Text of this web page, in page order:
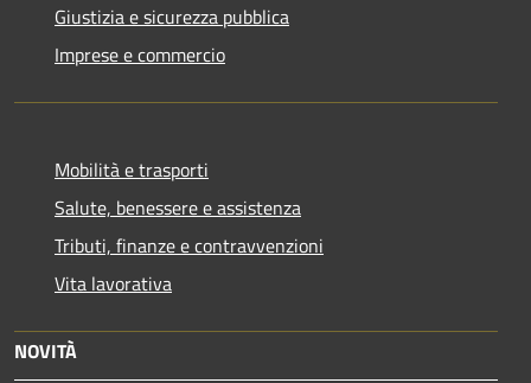
Giustizia e sicurezza pubblica
Imprese e commercio
Mobilità e trasporti
Salute, benessere e assistenza
Tributi, finanze e contravvenzioni
Vita lavorativa
NOVITÀ